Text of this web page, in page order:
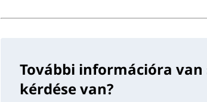
További információra van
kérdése van?